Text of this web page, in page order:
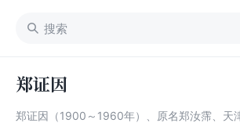
郑证因
郑证因（1900～1960年）、原名郑汝霈、天